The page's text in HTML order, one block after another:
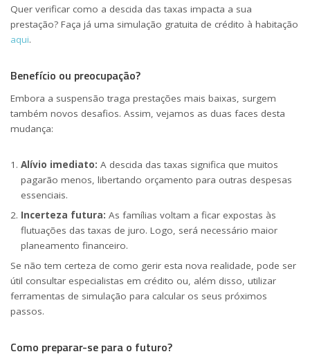
Quer verificar como a descida das taxas impacta a sua
prestação? Faça já uma simulação gratuita de crédito à habitação
aqui.
Benefício ou preocupação?
Embora a suspensão traga prestações mais baixas, surgem
também novos desafios. Assim, vejamos as duas faces desta
mudança:
Alívio imediato: A descida das taxas significa que muitos
pagarão menos, libertando orçamento para outras despesas
essenciais.
Incerteza futura: As famílias voltam a ficar expostas às
flutuações das taxas de juro. Logo, será necessário maior
planeamento financeiro.
Se não tem certeza de como gerir esta nova realidade, pode ser
útil consultar especialistas em crédito ou, além disso, utilizar
ferramentas de simulação para calcular os seus próximos
passos.
Como preparar-se para o futuro?